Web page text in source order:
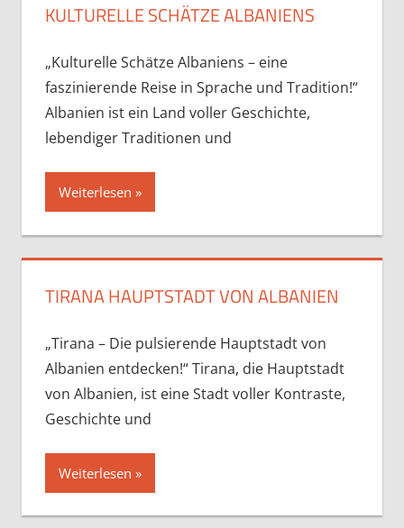
KULTURELLE SCHÄTZE ALBANIENS
„Kulturelle Schätze Albaniens – eine
faszinierende Reise in Sprache und Tradition!“
Albanien ist ein Land voller Geschichte,
lebendiger Traditionen und
Weiterlesen
TIRANA HAUPTSTADT VON ALBANIEN
„Tirana – Die pulsierende Hauptstadt von
Albanien entdecken!“ Tirana, die Hauptstadt
von Albanien, ist eine Stadt voller Kontraste,
Geschichte und
Weiterlesen